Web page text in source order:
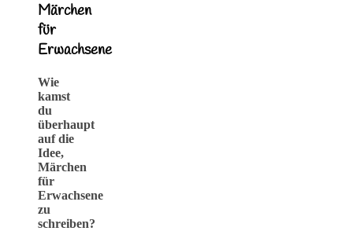
Märchen
für
Erwachsene
Wie
kamst
du
überhaupt
auf die
Idee,
Märchen
für
Erwachsene
zu
schreiben?